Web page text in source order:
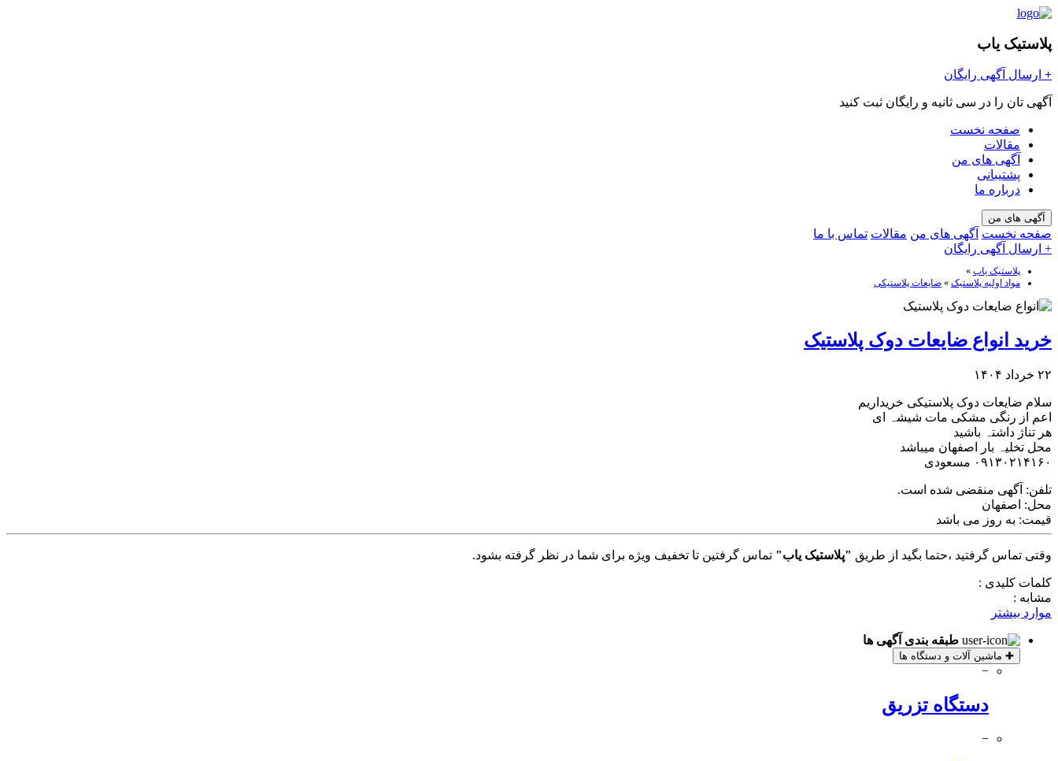
پلاستیک یاب
+ ارسال آگهی رایگان
آگهی تان را در سی ثانیه و رایگان ثبت کنید
صفحه نخست
مقالات
آگهی های من
پشتیبانی
درباره ما
آگهی های من
صفحه نخست آگهی های من مقالات تماس با ما
+ ارسال آگهی رایگان
پلاستیک یاب »
مواد اولیه پلاستیک » ضایعات پلاستیکی
خرید انواع ضایعات دوک پلاستیک
۲۲ خرداد ۱۴۰۴
سلام ضایعات دوک پلاستیکی خریداریم
اعم از رنگی مشکی مات شیشہ ای
ھر تناژ داشتہ باشید
محل تخلیہ بار اصفھان میباشد
۰۹۱۳۰۲۱۴۱۶۰ مسعودی
تلفن: آگهی منقضی شده است.
محل: اصفهان
قیمت: به روز می باشد
وقتی تماس گرفتید ،حتما بگید از طریق "پلاستیک یاب" تماس گرفتین تا تخفیف ویژه برای شما در نظر گرفته بشود.
کلمات کلیدی :
مشابه :
موارد بیشتر
طبقه بندی آگهی ها
✚ ماشین آلات و دستگاه ها
−
دستگاه تزریق
−